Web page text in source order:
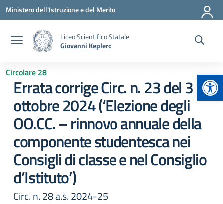
Vai ai contenuti
Vai al menu di navigazione
Vai al footer
Ministero dell'Istruzione e del Merito
Liceo Scientifico Statale
Giovanni Keplero
Circolare 28
Errata corrige Circ. n. 23 del 3
ottobre 2024 (‘Elezione degli
OO.CC. – rinnovo annuale della
componente studentesca nei
Consigli di classe e nel Consiglio
d’Istituto’)
Circ. n. 28 a.s. 2024-25